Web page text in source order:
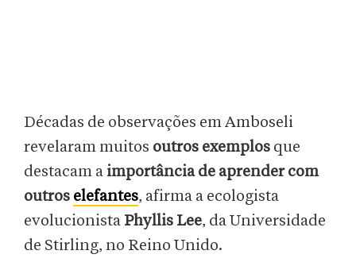
Décadas de observações em Amboseli
revelaram muitos outros exemplos que
destacam a importância de aprender com
outros elefantes, afirma a ecologista
evolucionista Phyllis Lee, da Universidade
de Stirling, no Reino Unido.